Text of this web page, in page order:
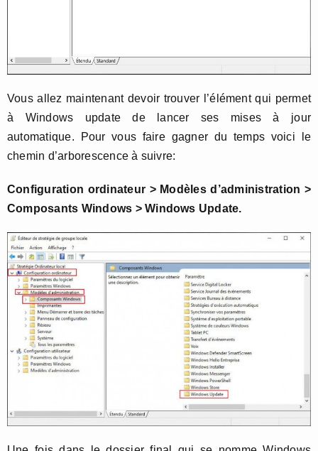
Vous allez maintenant devoir trouver l’élément qui permet
à Windows update de lancer ses mises à jour
automatique. Pour vous faire gagner du temps voici le
chemin d’arborescence à suivre:
Configuration ordinateur > Modèles d’administration >
Composants Windows > Windows Update.